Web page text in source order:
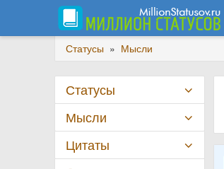
Статусы » Мысли
Статусы
Мысли
Цитаты